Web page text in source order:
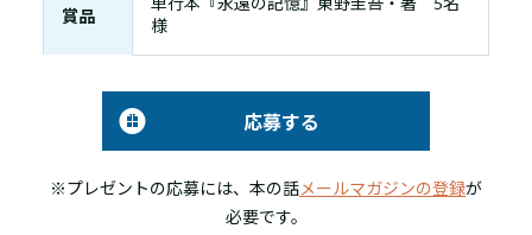
賞品
様
応募する
※プレゼントの応募には、本の話メールマガジンの登録が
必要です。